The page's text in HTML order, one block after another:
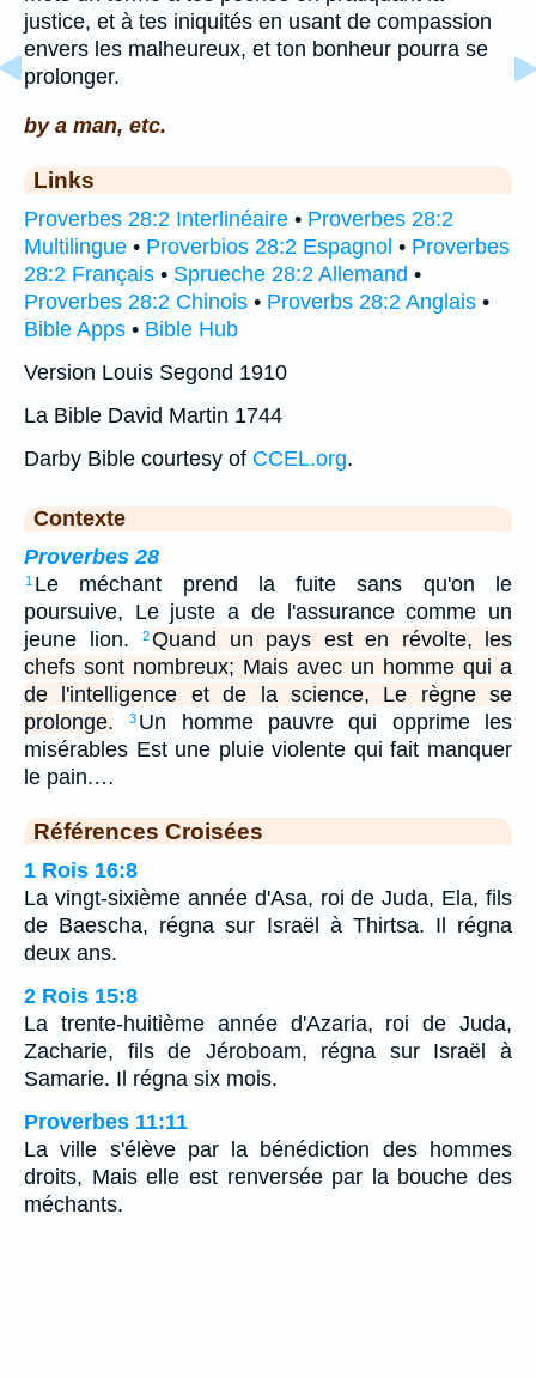
justice, et à tes iniquités en usant de compassion
envers les malheureux, et ton bonheur pourra se
prolonger.
by a man, etc.
Links
Proverbes 28:2 Interlinéaire • Proverbes 28:2
Multilingue • Proverbios 28:2 Espagnol • Proverbes
28:2 Français • Sprueche 28:2 Allemand •
Proverbes 28:2 Chinois • Proverbs 28:2 Anglais •
Bible Apps • Bible Hub
Version Louis Segond 1910
La Bible David Martin 1744
Darby Bible courtesy of CCEL.org.
Contexte
Proverbes 28
1 Le méchant prend la fuite sans qu'on le
poursuive, Le juste a de l'assurance comme un
jeune lion.
2Quand un pays est en révolte, les
chefs sont nombreux; Mais avec un homme qui a
de l'intelligence et de la science, Le règne se
prolonge.
3 Un homme pauvre qui opprime les
misérables Est une pluie violente qui fait manquer
le pain.…
Références Croisées
1 Rois 16:8
La vingt-sixième année d'Asa, roi de Juda, Ela, fils
de Baescha, régna sur Israël à Thirtsa. Il régna
deux ans.
2 Rois 15:8
La trente-huitième année d'Azaria, roi de Juda,
Zacharie, fils de Jéroboam, régna sur Israël à
Samarie. Il régna six mois.
Proverbes 11:11
La ville s'élève par la bénédiction des hommes
droits, Mais elle est renversée par la bouche des
méchants.